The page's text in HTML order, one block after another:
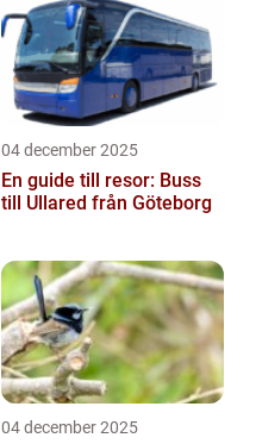
04 december 2025
En guide till resor: Buss
till Ullared från Göteborg
04 december 2025